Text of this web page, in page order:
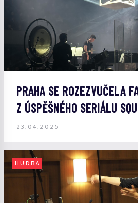
PRAHA SE ROZEZVUČELA
Z ÚSPĚŠNÉHO SERIÁLU
23.04.2025
HUDBA